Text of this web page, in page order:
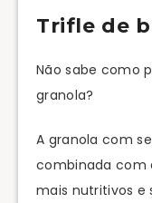
Trifle de
Não sabe como
granola?
A granola com
combinada com
mais nutritivos e